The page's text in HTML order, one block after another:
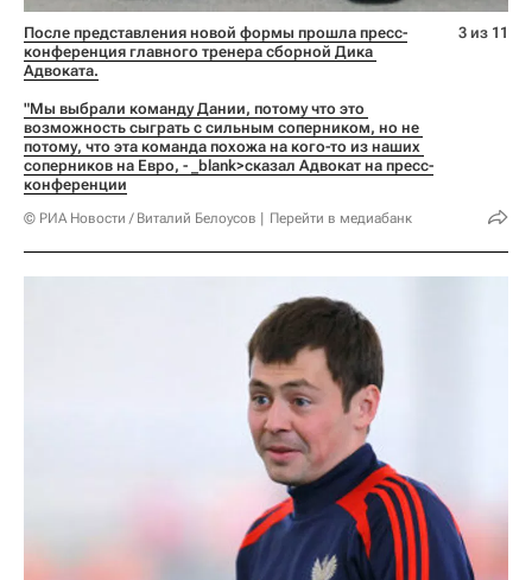
После представления новой формы прошла пресс-
конференция главного тренера сборной Дика
Адвоката.
"Мы выбрали команду Дании, потому что это
возможность сыграть с сильным соперником, но не
потому, что эта команда похожа на кого-то из наших
соперников на Евро, - _blank>сказал Адвокат на пресс-
конференции
© РИА Новости / Виталий Белоусов Перейти в медиабанк
3 из 11